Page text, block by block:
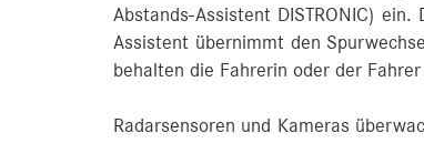
Abstands-Assistent DISTRONIC)
Assistent übernimmt den
behalten die Fahrerin oder der
Radarsensoren und Kameras